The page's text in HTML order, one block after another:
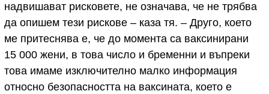
надвишават рисковете, не означава, че не трябва
да опишем тези рискове – каза тя. – Друго, което
ме притеснява е, че до момента са ваксинирани
15 000 жени, в това число и бременни и въпреки
това имаме изключително малко информация
относно безопасността на ваксината, което е